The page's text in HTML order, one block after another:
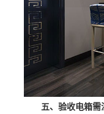
五、验收电箱